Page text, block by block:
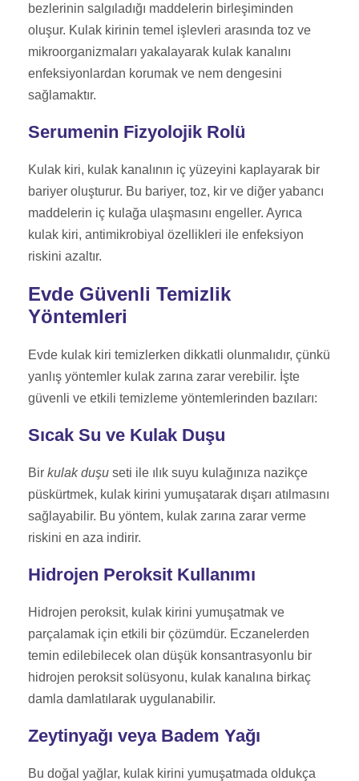
bezlerinin salgıladığı maddelerin birleşiminden
oluşur. Kulak kirinin temel işlevleri arasında toz ve
mikroorganizmaları yakalayarak kulak kanalını
enfeksiyonlardan korumak ve nem dengesini
sağlamaktır.
Serumenin Fizyolojik Rolü
Kulak kiri, kulak kanalının iç yüzeyini kaplayarak bir
bariyer oluşturur. Bu bariyer, toz, kir ve diğer yabancı
maddelerin iç kulağa ulaşmasını engeller. Ayrıca
kulak kiri, antimikrobiyal özellikleri ile enfeksiyon
riskini azaltır.
Evde Güvenli Temizlik
Yöntemleri
Evde kulak kiri temizlerken dikkatli olunmalıdır, çünkü
yanlış yöntemler kulak zarına zarar verebilir. İşte
güvenli ve etkili temizleme yöntemlerinden bazıları:
Sıcak Su ve Kulak Duşu
Bir kulak duşu seti ile ılık suyu kulağınıza nazikçe
püskürtmek, kulak kirini yumuşatarak dışarı atılmasını
sağlayabilir. Bu yöntem, kulak zarına zarar verme
riskini en aza indirir.
Hidrojen Peroksit Kullanımı
Hidrojen peroksit, kulak kirini yumuşatmak ve
parçalamak için etkili bir çözümdür. Eczanelerden
temin edilebilecek olan düşük konsantrasyonlu bir
hidrojen peroksit solüsyonu, kulak kanalına birkaç
damla damlatılarak uygulanabilir.
Zeytinyağı veya Badem Yağı
Bu doğal yağlar, kulak kirini yumuşatmada oldukça